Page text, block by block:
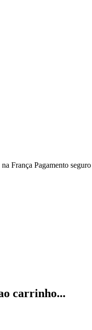
França Pagamento seguro
carrinho...